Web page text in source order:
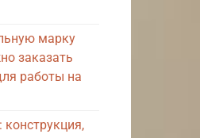
марку
заказать
работы на